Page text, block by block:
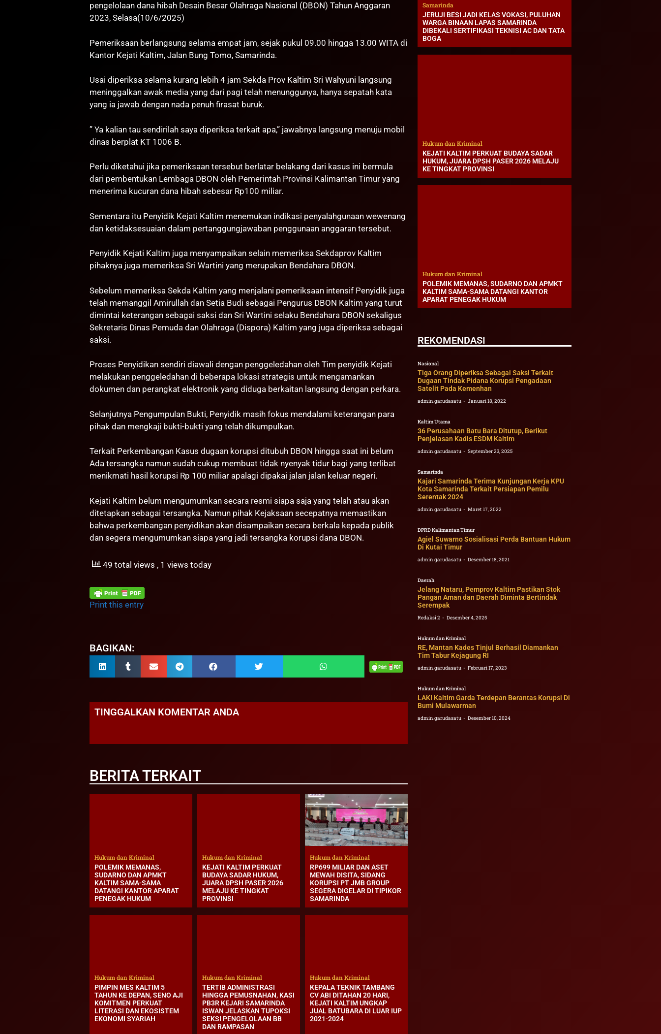
pengelolaan dana hibah Desain Besar Olahraga Nasional (DBON) Tahun Anggaran
2023, Selasa(10/6/2025)
Pemeriksaan berlangsung selama empat jam, sejak pukul 09.00 hingga 13.00 WITA di
Kantor Kejati Kaltim, Jalan Bung Tomo, Samarinda.
Usai diperiksa selama kurang lebih 4 jam Sekda Prov Kaltim Sri Wahyuni langsung
meninggalkan awak media yang dari pagi telah menunggunya, hanya sepatah kata
yang ia jawab dengan nada penuh firasat buruk.
” Ya kalian tau sendirilah saya diperiksa terkait apa,” jawabnya langsung menuju mobil
dinas berplat KT 1006 B.
Perlu diketahui jika pemeriksaan tersebut berlatar belakang dari kasus ini bermula
dari pembentukan Lembaga DBON oleh Pemerintah Provinsi Kalimantan Timur yang
menerima kucuran dana hibah sebesar Rp100 miliar.
Sementara itu Penyidik Kejati Kaltim menemukan indikasi penyalahgunaan wewenang
dan ketidaksesuaian dalam pertanggungjawaban penggunaan anggaran tersebut.
Penyidik Kejati Kaltim juga menyampaikan selain memeriksa Sekdaprov Kaltim
pihaknya juga memeriksa Sri Wartini yang merupakan Bendahara DBON.
Sebelum memeriksa Sekda Kaltim yang menjalani pemeriksaan intensif Penyidik juga
telah memanggil Amirullah dan Setia Budi sebagai Pengurus DBON Kaltim yang turut
dimintai keterangan sebagai saksi dan Sri Wartini selaku Bendahara DBON sekaligus
Sekretaris Dinas Pemuda dan Olahraga (Dispora) Kaltim yang juga diperiksa sebagai
saksi.
Proses Penyidikan sendiri diawali dengan penggeledahan oleh Tim penyidik Kejati
melakukan penggeledahan di beberapa lokasi strategis untuk mengamankan
dokumen dan perangkat elektronik yang diduga berkaitan langsung dengan perkara.
Selanjutnya Pengumpulan Bukti, Penyidik masih fokus mendalami keterangan para
pihak dan mengkaji bukti-bukti yang telah dikumpulkan.
Terkait Perkembangan Kasus dugaan korupsi ditubuh DBON hingga saat ini belum
Ada tersangka namun sudah cukup membuat tidak nyenyak tidur bagi yang terlibat
menikmati hasil korupsi Rp 100 miliar apalagi dipakai jalan jalan keluar negeri.
Kejati Kaltim belum mengumumkan secara resmi siapa saja yang telah atau akan
ditetapkan sebagai tersangka. Namun pihak Kejaksaan secepatnya memastikan
bahwa perkembangan penyidikan akan disampaikan secara berkala kepada publik
dan segera mengumumkan siapa yang jadi tersangka korupsi dana DBON.
49 total views , 1 views today
Print this entry
BAGIKAN:
TINGGALKAN KOMENTAR ANDA
BERITA TERKAIT
Hukum dan Kriminal
POLEMIK MEMANAS,
SUDARNO DAN APMKT
KALTIM SAMA-SAMA
DATANGI KANTOR APARAT
PENEGAK HUKUM
Hukum dan Kriminal
KEJATI KALTIM PERKUAT
BUDAYA SADAR HUKUM,
JUARA DPSH PASER 2026
MELAJU KE TINGKAT
PROVINSI
Hukum dan Kriminal
RP699 MILIAR DAN ASET
MEWAH DISITA, SIDANG
KORUPSI PT JMB GROUP
SEGERA DIGELAR DI TIPIKOR
SAMARINDA
Hukum dan Kriminal
PIMPIN MES KALTIM 5
TAHUN KE DEPAN, SENO AJI
KOMITMEN PERKUAT
LITERASI DAN EKOSISTEM
EKONOMI SYARIAH
Hukum dan Kriminal
TERTIB ADMINISTRASI
HINGGA PEMUSNAHAN, KASI
PB3R KEJARI SAMARINDA
ISWAN JELASKAN TUPOKSI
SEKSI PENGELOLAAN BB
DAN RAMPASAN
Hukum dan Kriminal
KEPALA TEKNIK TAMBANG
CV ABI DITAHAN 20 HARI,
KEJATI KALTIM UNGKAP
JUAL BATUBARA DI LUAR IUP
2021-2024
Samarinda
JERUJI BESI JADI KELAS VOKASI, PULUHAN
WARGA BINAAN LAPAS SAMARINDA
DIBEKALI SERTIFIKASI TEKNISI AC DAN TATA
BOGA
Hukum dan Kriminal
KEJATI KALTIM PERKUAT BUDAYA SADAR
HUKUM, JUARA DPSH PASER 2026 MELAJU
KE TINGKAT PROVINSI
Hukum dan Kriminal
POLEMIK MEMANAS, SUDARNO DAN APMKT
KALTIM SAMA-SAMA DATANGI KANTOR
APARAT PENEGAK HUKUM
REKOMENDASI
Nasional
Tiga Orang Diperiksa Sebagai Saksi Terkait
Dugaan Tindak Pidana Korupsi Pengadaan
Satelit Pada Kemenhan
admin.garudasatu Januari 18, 2022
Kaltim Utama
36 Perusahaan Batu Bara Ditutup, Berikut
Penjelasan Kadis ESDM Kaltim
admin.garudasatu September 23, 2025
Samarinda
Kajari Samarinda Terima Kunjungan Kerja KPU
Kota Samarinda Terkait Persiapan Pemilu
Serentak 2024
admin.garudasatu Maret 17, 2022
DPRD Kalimantan Timur
Agiel Suwarno Sosialisasi Perda Bantuan Hukum
Di Kutai Timur
admin.garudasatu Desember 18, 2021
Daerah
Jelang Nataru, Pemprov Kaltim Pastikan Stok
Pangan Aman dan Daerah Diminta Bertindak
Serempak
Redaksi 2 Desember 4, 2025
Hukum dan Kriminal
RE, Mantan Kades Tinjul Berhasil Diamankan
Tim Tabur Kejagung RI
admin.garudasatu Februari 17, 2023
Hukum dan Kriminal
LAKI Kaltim Garda Terdepan Berantas Korupsi Di
Bumi Mulawarman
admin.garudasatu Desember 10, 2024